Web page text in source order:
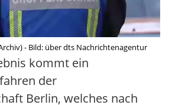
- Bild: über dts Nachrichtenagentur
kommt ein
der
Berlin, welches nach